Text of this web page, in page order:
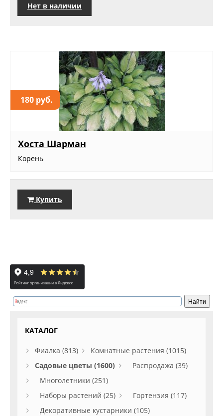
Нет в наличии
180 руб.
Хоста Шарман
Корень
Купить
КАТАЛОГ
Фиалка (813)
Комнатные растения (1015)
Садовые цветы (1600)
Распродажа (39)
Многолетники (251)
Наборы растений (25)
Гортензия (117)
Декоративные кустарники (105)